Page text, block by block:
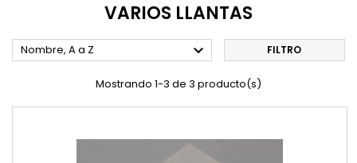
VARIOS LLANTAS
Nombre, A a Z  FILTRO
Mostrando 1-3 de 3 producto(s)